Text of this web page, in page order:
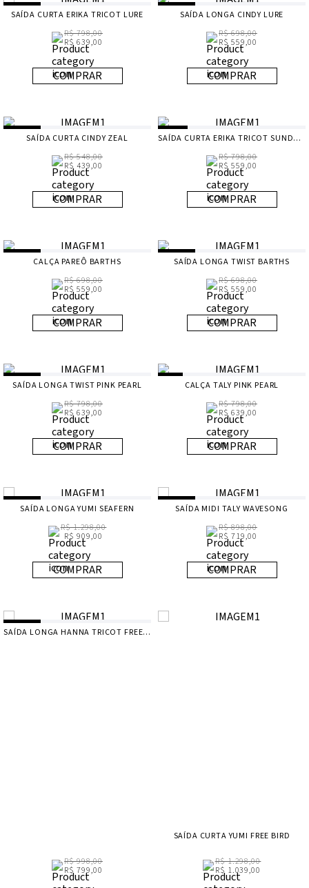
SAÍDA CURTA ERIKA TRICOT LURE
R$ 798,00
R$ 639,00
COMPRAR
SAÍDA LONGA CINDY LURE
R$ 698,00
R$ 559,00
COMPRAR
SAÍDA CURTA CINDY ZEAL
R$ 548,00
R$ 439,00
COMPRAR
SAÍDA CURTA ERIKA TRICOT SUNDREAM
R$ 798,00
R$ 559,00
COMPRAR
CALÇA PAREÔ BARTHS
R$ 698,00
R$ 559,00
COMPRAR
SAÍDA LONGA TWIST BARTHS
R$ 698,00
R$ 559,00
COMPRAR
SAÍDA LONGA TWIST PINK PEARL
R$ 798,00
R$ 639,00
COMPRAR
CALÇA TALY PINK PEARL
R$ 798,00
R$ 639,00
COMPRAR
SAÍDA LONGA YUMI SEAFERN
R$ 1.298,00
R$ 909,00
COMPRAR
SAÍDA MIDI TALY WAVESONG
R$ 898,00
R$ 719,00
COMPRAR
SAÍDA LONGA HANNA TRICOT FREE BIRD
R$ 998,00
R$ 799,00
SAÍDA CURTA YUMI FREE BIRD
R$ 1.298,00
R$ 1.039,00